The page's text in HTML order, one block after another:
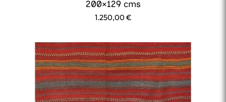
200×129 cms
1.250,00€